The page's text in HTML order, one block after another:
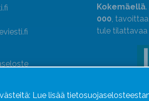
Kokemäellä.
000 ,
tule tilattavaa
Uutismedian
Lue lisää